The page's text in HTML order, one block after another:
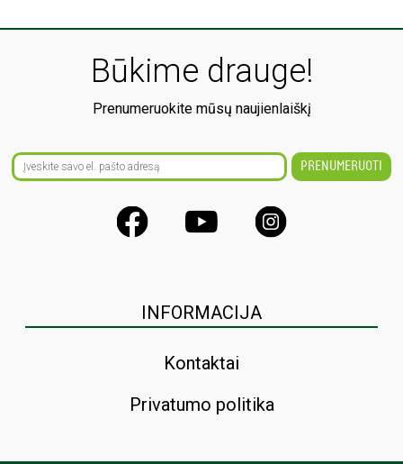
Būkime drauge!
Prenumeruokite mūsų naujienlaiškį
INFORMACIJA
Kontaktai
Privatumo politika